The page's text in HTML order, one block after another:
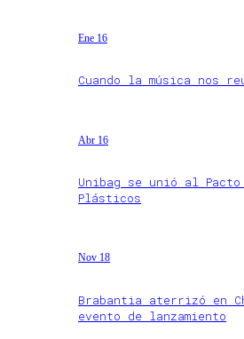
Ene 16
Cuando la música nos
Abr 16
Unibag se unió al
Plásticos
Nov 18
Brabantia aterrizó en
evento de lanzamiento